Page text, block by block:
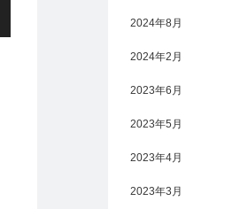
2024年8月
2024年2月
2023年6月
2023年5月
2023年4月
2023年3月